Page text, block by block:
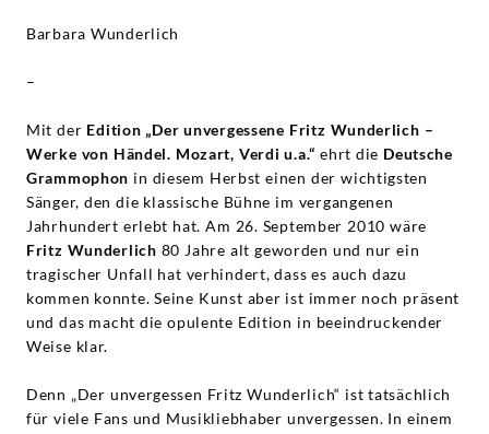
Barbara Wunderlich
–
Mit der Edition „Der unvergessene Fritz Wunderlich –
Werke von Händel. Mozart, Verdi u.a.“ ehrt die Deutsche
Grammophon in diesem Herbst einen der wichtigsten
Sänger, den die klassische Bühne im vergangenen
Jahrhundert erlebt hat. Am 26. September 2010 wäre
Fritz Wunderlich 80 Jahre alt geworden und nur ein
tragischer Unfall hat verhindert, dass es auch dazu
kommen konnte. Seine Kunst aber ist immer noch präsent
und das macht die opulente Edition in beeindruckender
Weise klar.
Denn „Der unvergessen Fritz Wunderlich“ ist tatsächlich
für viele Fans und Musikliebhaber unvergessen. In einem